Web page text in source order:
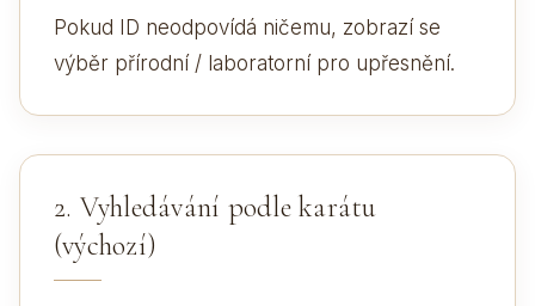
Pokud ID neodpovídá ničemu, zobrazí se
výběr přírodní / laboratorní pro upřesnění.
2. Vyhledávání podle karátu
(výchozí)